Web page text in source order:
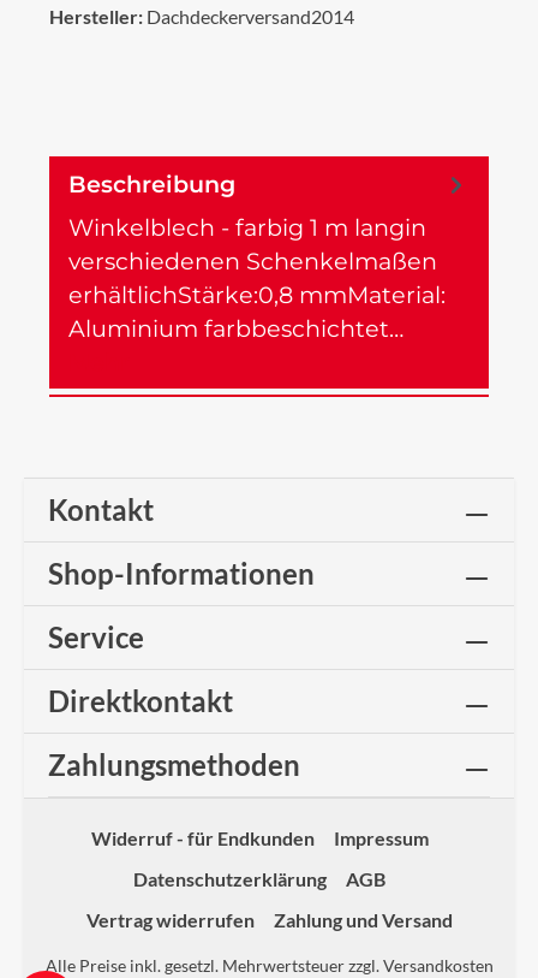
Hersteller: Dachdeckerversand2014
Beschreibung
Winkelblech - farbig 1 m langin
verschiedenen Schenkelmaßen
erhältlichStärke:0,8 mmMaterial:
Aluminium farbbeschichtet…
Kontakt
Shop-Informationen
Service
Direktkontakt
Zahlungsmethoden
Widerruf - für Endkunden
Impressum
Datenschutzerklärung
AGB
Vertrag widerrufen
Zahlung und Versand
Alle Preise inkl. gesetzl. Mehrwertsteuer zzgl.Versandkosten